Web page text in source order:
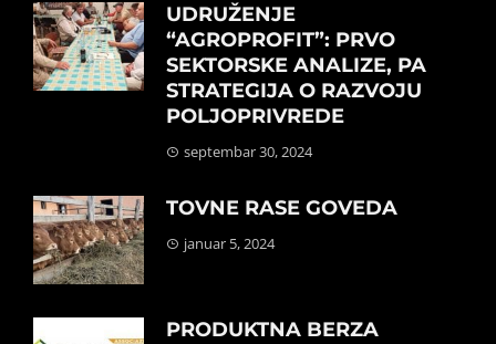
UDRUŽENJE
“AGROPROFIT”: PRVO
SEKTORSKE ANALIZE, PA
STRATEGIJA O RAZVOJU
POLJOPRIVREDE
septembar 30, 2024
TOVNE RASE GOVEDA
januar 5, 2024
PRODUKTNA BERZA